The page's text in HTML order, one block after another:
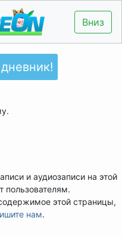
Вниз
и аудиозаписи на этой
пользователям.
этой страницы,
нам.